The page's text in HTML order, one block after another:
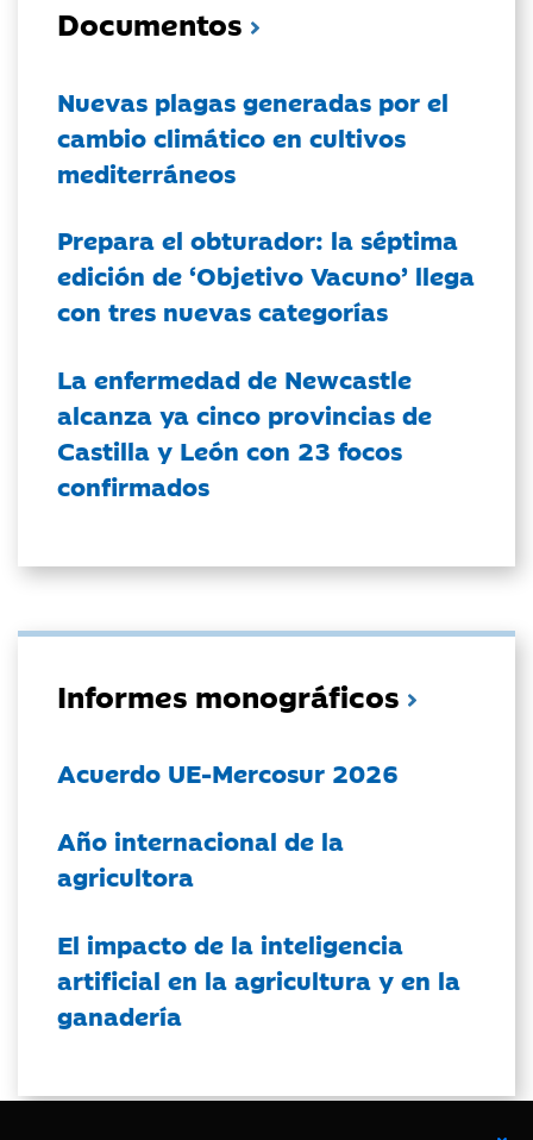
Documentos
Nuevas plagas generadas por el
cambio climático en cultivos
mediterráneos
Prepara el obturador: la séptima
edición de ‘Objetivo Vacuno’ llega
con tres nuevas categorías
La enfermedad de Newcastle
alcanza ya cinco provincias de
Castilla y León con 23 focos
confirmados
Informes monográficos
Acuerdo UE-Mercosur 2026
Año internacional de la
agricultora
El impacto de la inteligencia
artificial en la agricultura y en la
ganadería